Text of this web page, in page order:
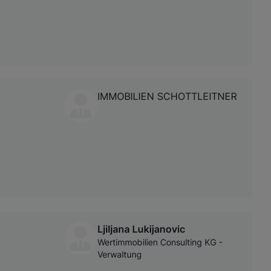
IMMOBILIEN SCHOTTLEITNER
Ljiljana Lukijanovic
Wertimmobilien Consulting KG -
Verwaltung